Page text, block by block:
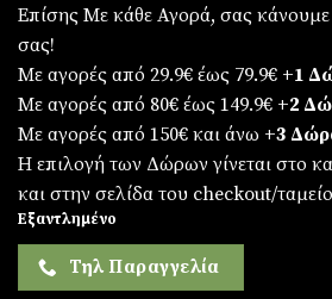
Επίσης Με κάθε Αγορά, σας κάνουμε
σας!
Με αγορές από 29.9€ έως 79.9€ +1
Με αγορές από 80€ έως 149.9€ +2
Με αγορές από 150€ και άνω +3
Η επιλογή των Δώρων γίνεται στο
και στην σελίδα του checkout/
Εξαντλημένο
Τηλ Παραγγελία